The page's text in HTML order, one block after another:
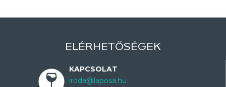
ELÉRHETŐSÉGEK
KAPCSOLAT
iroda@laposa.hu